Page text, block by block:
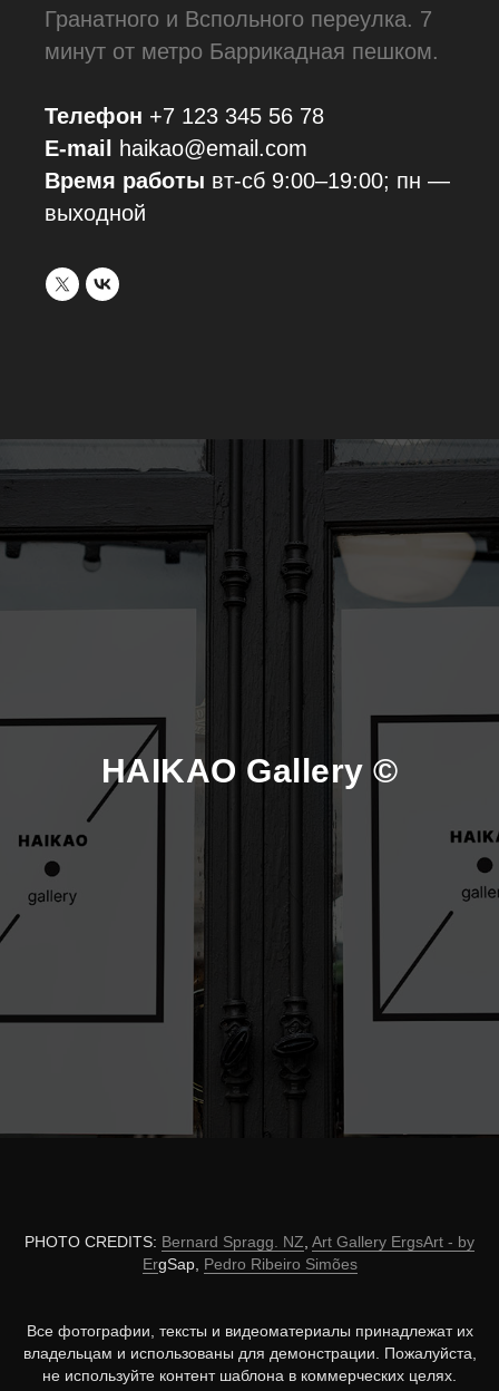
Гранатного и Вспольного переулка. 7
минут от метро Баррикадная пешком.
Телефон +7 123 345 56 78
E-mail haikao@email.com
Время работы вт-сб 9:00–19:00; пн —
выходной
HAIKAO Gallery ©
PHOTO CREDITS: Bernard Spragg. NZ Art Gallery ErgsArt - by
ErgSap, Pedro Ribeiro Simões
Все фотографии, тексты и видеоматериалы принадлежат их
владельцам и использованы для демонстрации. Пожалуйста,
не используйте контент шаблона в коммерческих целях.